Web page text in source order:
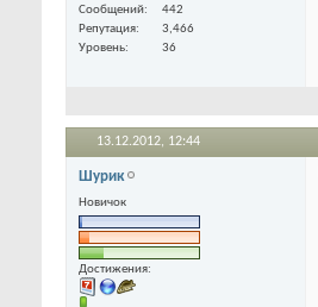
Сообщений
442
Репутация
3,466
Уровень
36
13.12.2012, 12:44
Шурик
Новичок
Достижения: